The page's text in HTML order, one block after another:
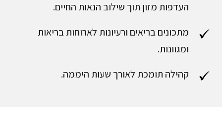
העדפות מזון תוך שילוב הנאות החיים.
מתכונים בריאים ורעיונות לארוחות בריאות
ומגוונות.
קהילה תומכת לאורך שעות היממה.